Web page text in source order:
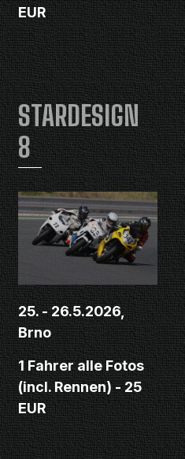
EUR
STARDESIGN
8
25. - 26.5.2026,
Brno
1 Fahrer alle Fotos
(incl. Rennen) - 25
EUR